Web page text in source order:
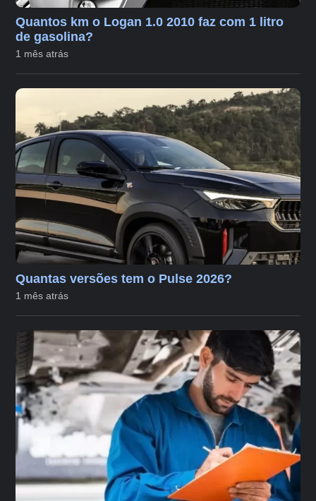
Quantos km o Logan 1.0 2010 faz com 1 litro
de gasolina?
1 mês atrás
Quantas versões tem o Pulse 2026?
1 mês atrás